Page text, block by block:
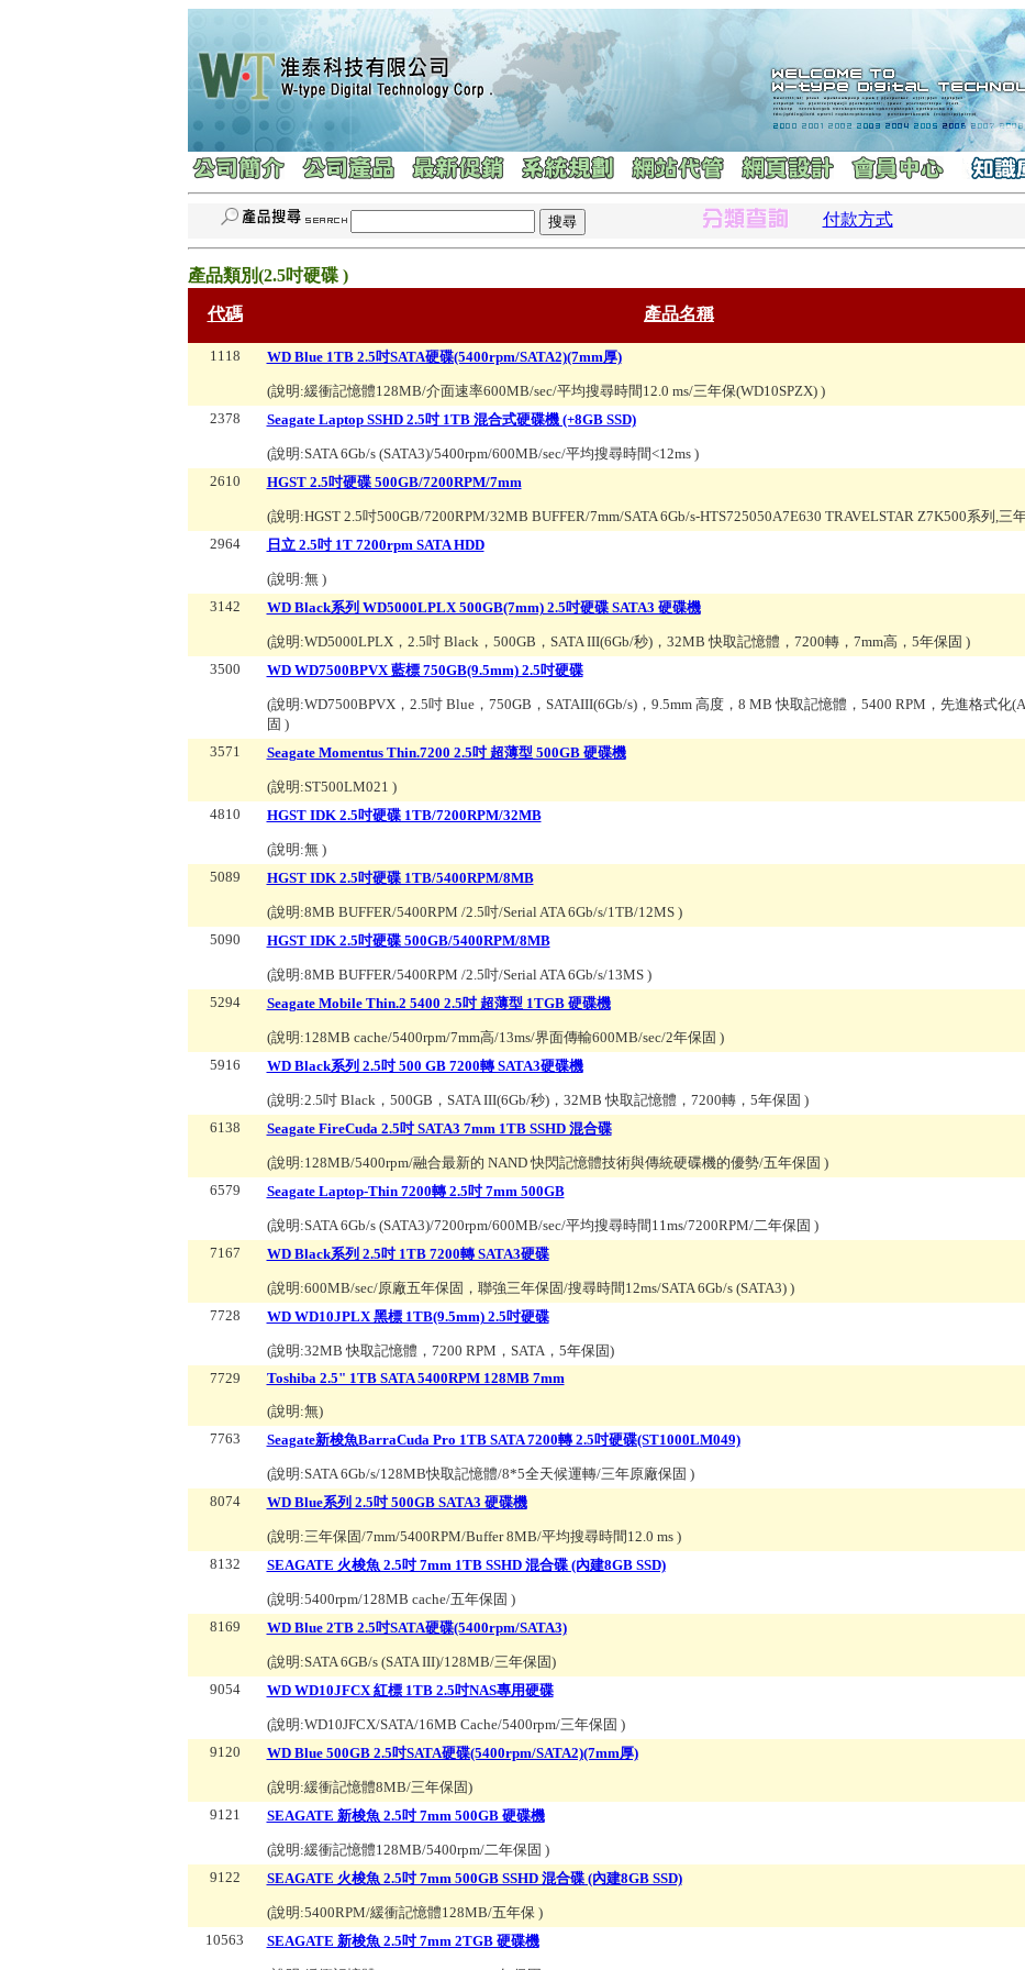
付款方式
產品類別(2.5吋硬碟)
代碼 產品名稱
1118 WD Blue 1TB 2.5吋SATA硬碟(5400rpm/SATA2)(7mm厚)
(說明:緩衝記憶體128MB/介面速率600MB/sec/平均搜尋時間12.0 ms/三年保(WD10SPZX) )
2378 Seagate Laptop SSHD 2.5吋 1TB 混合式硬碟機 (+8GB SSD)
(說明:SATA 6Gb/s (SATA3)/5400rpm/600MB/sec/平均搜尋時間<12ms )
2610 HGST 2.5吋硬碟 500GB/7200RPM/7mm
(說明:HGST 2.5吋500GB/7200RPM/32MB BUFFER/7mm/SATA 6Gb/s-HTS725050A7E630 TRAVELSTAR Z7K500系列,三
2964 日立 2.5吋 1T 7200rpm SATA HDD
(說明:無 )
3142 WD Black系列 WD5000LPLX 500GB(7mm) 2.5吋硬碟 SATA3 硬碟機
(說明:WD5000LPLX，2.5吋 Black，500GB，SATA III(6Gb/秒)，32MB 快取記憶體，7200轉，7mm高，5年保固 )
3500 WD WD7500BPVX 藍標 750GB(9.5mm) 2.5吋硬碟
(說明:WD7500BPVX，2.5吋 Blue，750GB，SATAIII(6Gb/s)，9.5mm 高度，8 MB 快取記憶體，5400 RPM，先進格式化
固 )
3571 Seagate Momentus Thin.7200 2.5吋 超薄型 500GB 硬碟機
(說明:ST500LM021 )
4810 HGST IDK 2.5吋硬碟 1TB/7200RPM/32MB
(說明:無 )
5089 HGST IDK 2.5吋硬碟 1TB/5400RPM/8MB
(說明:8MB BUFFER/5400RPM /2.5吋/Serial ATA 6Gb/s/1TB/12MS )
5090 HGST IDK 2.5吋硬碟 500GB/5400RPM/8MB
(說明:8MB BUFFER/5400RPM /2.5吋/Serial ATA 6Gb/s/13MS )
5294 Seagate Mobile Thin.2 5400 2.5吋 超薄型 1TGB 硬碟機
(說明:128MB cache/5400rpm/7mm高/13ms/界面傳輸600MB/sec/2年保固 )
5916 WD Black系列 2.5吋 500 GB 7200轉 SATA3硬碟機
(說明:2.5吋 Black，500GB，SATA III(6Gb/秒)，32MB 快取記憶體，7200轉，5年保固 )
6138 Seagate FireCuda 2.5吋 SATA3 7mm 1TB SSHD 混合碟
(說明:128MB/5400rpm/融合最新的 NAND 快閃記憶體技術與傳統硬碟機的優勢/五年保固 )
6579 Seagate Laptop-Thin 7200轉 2.5吋 7mm 500GB
(說明:SATA 6Gb/s (SATA3)/7200rpm/600MB/sec/平均搜尋時間11ms/7200RPM/二年保固 )
7167 WD Black系列 2.5吋 1TB 7200轉 SATA3硬碟
(說明:600MB/sec/原廠五年保固，聯強三年保固/搜尋時間12ms/SATA 6Gb/s (SATA3) )
7728 WD WD10JPLX 黑標 1TB(9.5mm) 2.5吋硬碟
(說明:32MB 快取記憶體，7200 RPM，SATA，5年保固)
7729
Toshiba 2.5" 1TB SATA 5400RPM 128MB 7mm
(說明:無)
7763 Seagate新梭魚BarraCuda Pro 1TB SATA 7200轉 2.5吋硬碟(ST1000LM049)
(說明:SATA 6Gb/s/128MB快取記憶體/8*5全天候運轉/三年原廠保固 )
8074 WD Blue系列 2.5吋 500GB SATA3 硬碟機
(說明:三年保固/7mm/5400RPM/Buffer 8MB/平均搜尋時間12.0 ms )
8132 SEAGATE 火梭魚 2.5吋 7mm 1TB SSHD 混合碟 (內建8GB SSD)
(說明:5400rpm/128MB cache/五年保固 )
8169 WD Blue 2TB 2.5吋SATA硬碟(5400rpm/SATA3)
(說明:SATA 6GB/s (SATA III)/128MB/三年保固)
9054 WD WD10JFCX 紅標 1TB 2.5吋NAS專用硬碟
(說明:WD10JFCX/SATA/16MB Cache/5400rpm/三年保固 )
9120 WD Blue 500GB 2.5吋SATA硬碟(5400rpm/SATA2)(7mm厚)
(說明:緩衝記憶體8MB/三年保固)
9121 SEAGATE 新梭魚 2.5吋 7mm 500GB 硬碟機
(說明:緩衝記憶體128MB/5400rpm/二年保固 )
9122 SEAGATE 火梭魚 2.5吋 7mm 500GB SSHD 混合碟 (內建8GB SSD)
(說明:5400RPM/緩衝記憶體128MB/五年保 )
10563 SEAGATE 新梭魚 2.5吋 7mm 2TGB 硬碟機